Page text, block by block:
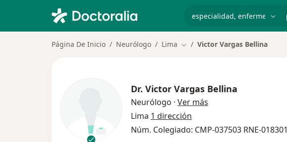
Página De Inicio Neurólogo Lima Cambiar de ciudad
Victor Vargas Bellina
Dr. Victor Vargas Bellina
Neurólogo · Ver más
Lima 1 dirección
Núm. Colegiado: CMP-037503 RNE-018301